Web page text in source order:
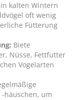
kalten Wintern
oft wenig
Fütterung
Biete
Nüsse, Fettfutter
Vogelarten
häuschen, um